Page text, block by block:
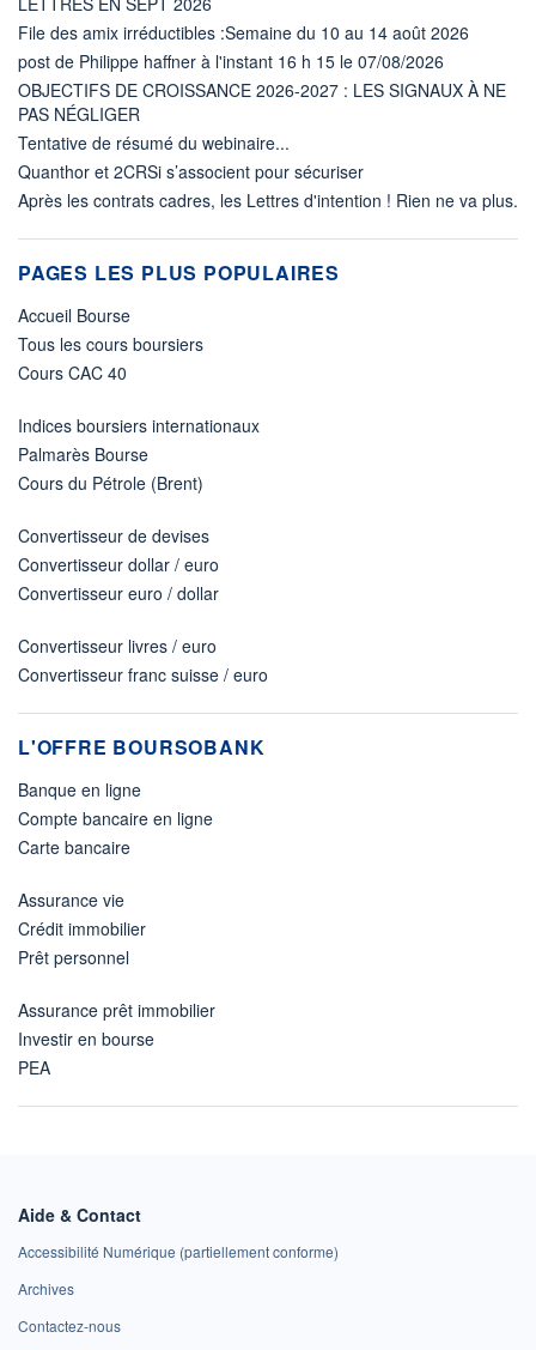
File des amix irréductibles :Semaine du 10 au 14 août 2026
post de Philippe haffner à l'instant 16 h 15 le 07/08/2026
OBJECTIFS DE CROISSANCE 2026-2027 : LES SIGNAUX À NE
PAS NÉGLIGER
Tentative de résumé du webinaire...
Quanthor et 2CRSi s’associent pour sécuriser
Après les contrats cadres, les Lettres d'intention ! Rien ne va plus.
PAGES LES PLUS POPULAIRES
Accueil Bourse
Tous les cours boursiers
Cours CAC 40
Indices boursiers internationaux
Palmarès Bourse
Cours du Pétrole (Brent)
Convertisseur de devises
Convertisseur dollar / euro
Convertisseur euro / dollar
Convertisseur livres / euro
Convertisseur franc suisse / euro
L'OFFRE BOURSOBANK
Banque en ligne
Compte bancaire en ligne
Carte bancaire
Assurance vie
Crédit immobilier
Prêt personnel
Assurance prêt immobilier
Investir en bourse
PEA
Aide & Contact
Accessibilité Numérique (partiellement conforme)
Archives
Contactez-nous